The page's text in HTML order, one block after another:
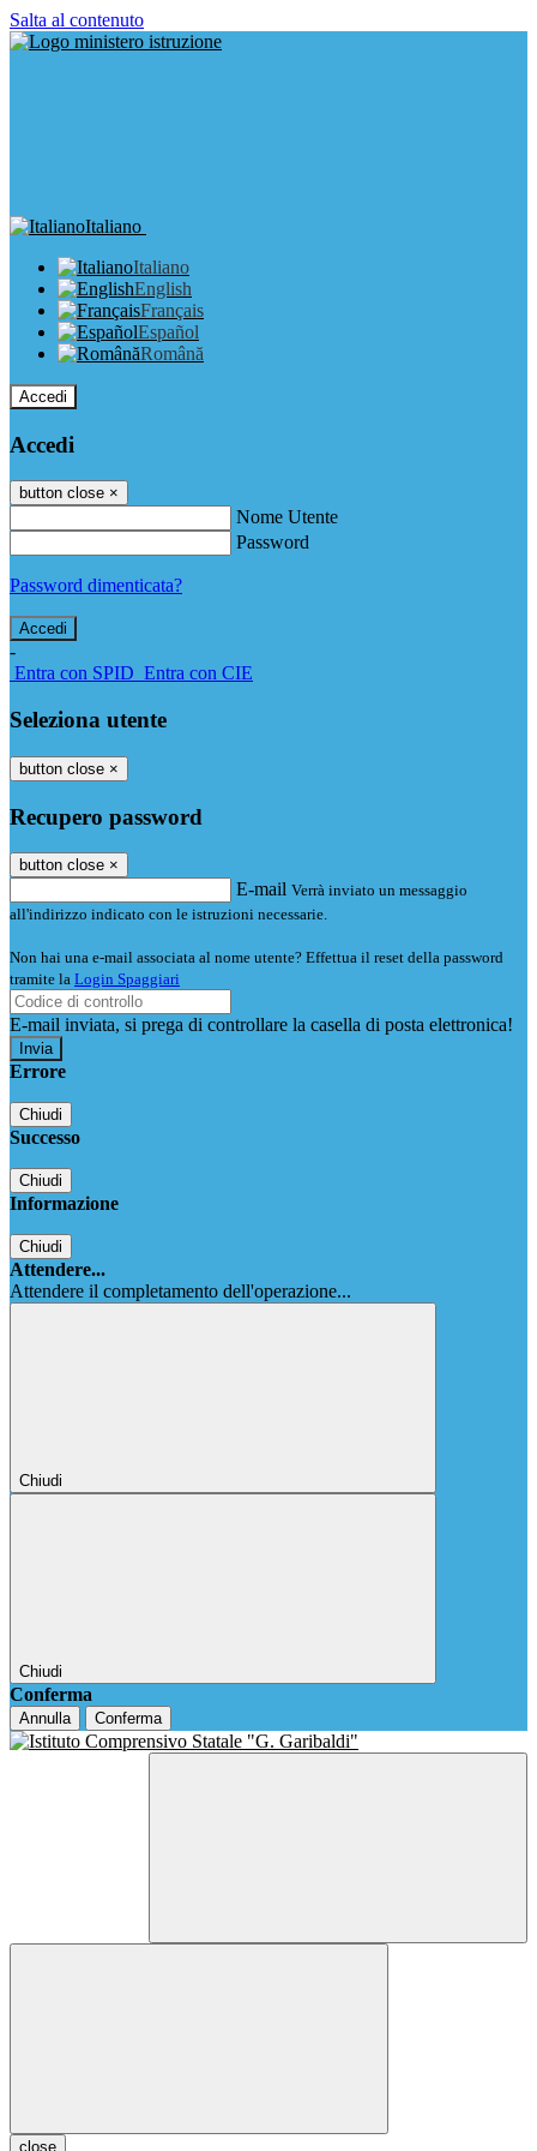
Salta al contenuto
Italiano
Italiano
English
Français
Español
Română
Accedi
Accedi
button close ×
Nome Utente
Password
Password dimenticata?
-
Entra con SPID Entra con CIE
Seleziona utente
button close ×
Recupero password
button close ×
E-mail Verrà inviato un messaggio
all'indirizzo indicato con le istruzioni necessarie.
Non hai una e-mail associata al nome utente? Effettua il reset della password
tramite la Login Spaggiari
E-mail inviata, si prega di controllare la casella di posta elettronica!
Errore
Chiudi
Successo
Chiudi
Informazione
Chiudi
Attendere...
Attendere il completamento dell'operazione...
Chiudi
Chiudi
Conferma
Annulla Conferma
close